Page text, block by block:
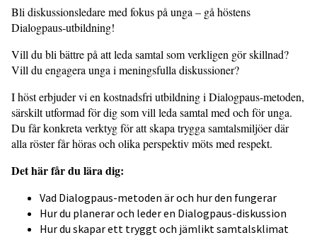
Bli diskussionsledare med fokus på unga – gå höstens
Dialogpaus-utbildning!
Vill du bli bättre på att leda samtal som verkligen gör skillnad?
Vill du engagera unga i meningsfulla diskussioner?
I höst erbjuder vi en kostnadsfri utbildning i Dialogpaus-metoden,
särskilt utformad för dig som vill leda samtal med och för unga.
Du får konkreta verktyg för att skapa trygga samtalsmiljöer där
alla röster får höras och olika perspektiv möts med respekt.
Det här får du lära dig:
Vad Dialogpaus-metoden är och hur den fungerar
Hur du planerar och leder en Dialogpaus-diskussion
Hur du skapar ett tryggt och jämlikt samtalsklimat